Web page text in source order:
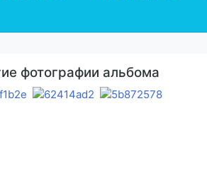
фотографии альбома